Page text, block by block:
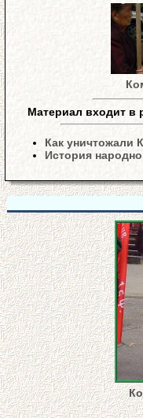
Материал входит в
Как уничтожали
История